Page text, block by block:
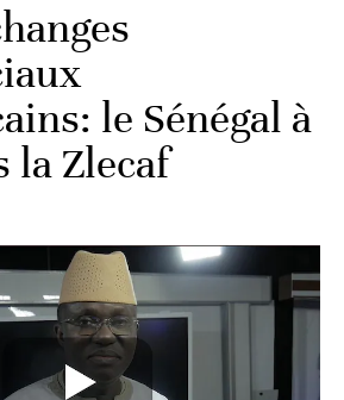
le Sénégal à
la Zlecaf